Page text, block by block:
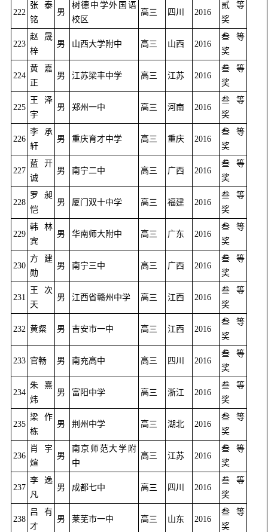
222
张泰
铭
男
树德中学外国语
校区
高三 四川 2016
贰等
奖
223
赵晟
梓
男 山西大学附中 高三 山西 2016
叁等
奖
224
黄嘉
正
男 江苏梁丰中学 高三 江苏 2016
叁等
奖
225
王泽
宇
男 郑州一中 高三 河南 2016
叁等
奖
226
李承
轩
男 重庆育才中学 高三 重庆 2016
叁等
奖
227
蓝开
诚
男 南宁二中 高三 广西 2016
叁等
奖
228
罗昶
恺
男 厦门双十中学 高三 福建 2016
叁等
奖
229
韩林
宾
男 华南师大附中 高三 广东 2016
叁等
奖
230
方建
勋
男 南宁三中 高三 广西 2016
叁等
奖
231
王次
天
男 江西省赣州中学 高三 江西 2016
叁等
奖
232 黄粲 男 吉安市一中 高三 江西 2016
叁等
奖
233 官畅 男 南充高中 高三 四川 2016
叁等
奖
234
朱熹
炜
男 富阳中学 高三 浙江 2016
叁等
奖
235
梁作
栋
男 荆州中学 高三 湖北 2016
叁等
奖
236
肖宇
煊
男
南京师范大学附
中
高三 江苏 2016
叁等
奖
237
李逸
凡
男 成都七中 高三 四川 2016
叁等
奖
238
吕有
才
男 莱芜市一中 高三 山东 2016
叁等
奖